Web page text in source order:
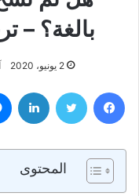
بالغة؟ –
2 يونيو، 2020
فيسبوك تويتر
المحتوى